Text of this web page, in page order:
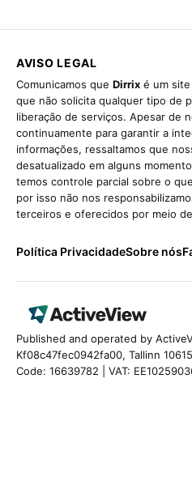
AVISO LEGAL
Comunicamos que Dirrix é um
que não solicita qualquer tipo de
liberação de serviços. Apesar de
continuamente para garantir a
informações, ressaltamos que
desatualizado em alguns
temos controle parcial sobre o
por isso não nos
terceiros e oferecidos por meio
Política PrivacidadeSobre nós
Published and operated by
Kf08c47fec0942fa00, Tallinn
Code: 16639782 | VAT: